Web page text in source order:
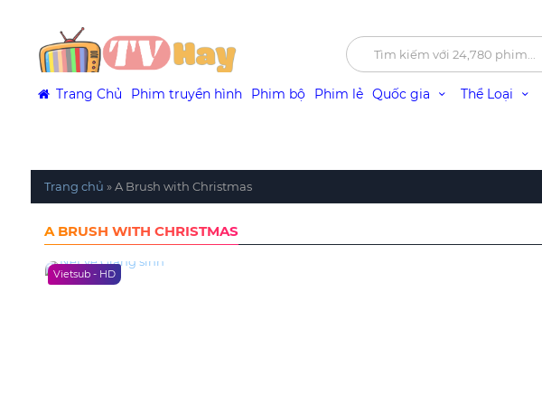
Trang Chủ Phim truyền hình Phim bộ Phim lẻ Quốc gia Thể Loại
Trang chủ »A Brush with Christmas
A BRUSH WITH CHRISTMAS
Vietsub - HD